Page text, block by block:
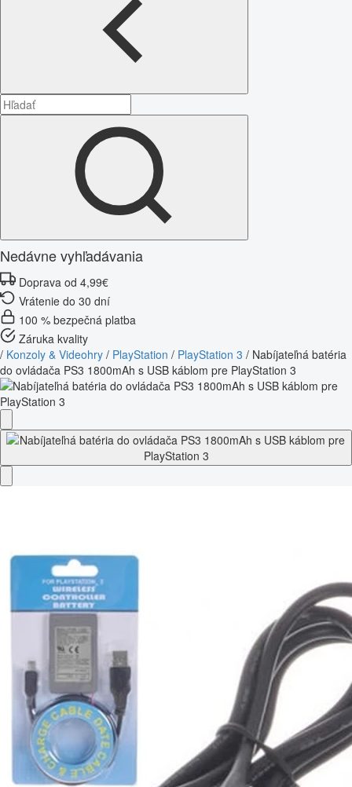
Nedávne vyhľadávania
Doprava od 4,99€
Vrátenie do 30 dní
100 % bezpečná platba
Záruka kvality
/ Konzoly & Videohry / PlayStation / PlayStation 3 / Nabíjateľná batéria
do ovládača PS3 1800mAh s USB káblom pre PlayStation 3